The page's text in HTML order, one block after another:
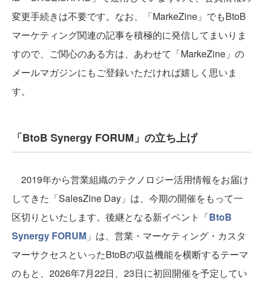
変更手続きは不要です。なお、「MarkeZine」でもBtoB
マーケティング関連の記事を積極的に発信してまいりま
すので、ご関心のある方は、あわせて「MarkeZine」の
メールマガジンにもご登録いただければ嬉しく思いま
す。
「BtoB Synergy FORUM」の立ち上げ
2019年から営業組織のテクノロジー活用情報をお届け
してきた「SalesZine Day」は、今期の開催をもって一
区切りといたします。後継となる新イベント「BtoB
Synergy FORUM 」は、営業・マーケティング・カスタ
マーサクセスといったBtoBの収益機能を横断するテーマ
のもと、2026年7月22日、23日に初回開催を予定してい